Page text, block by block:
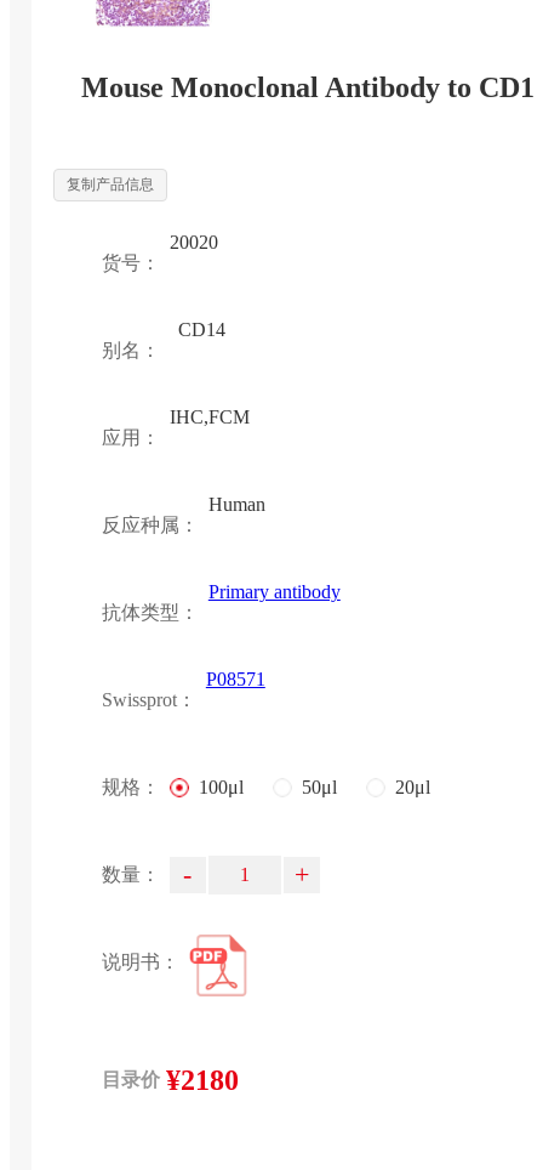
Mouse Monoclonal Antibody to
复制产品信息
货号：
20020
别名：
CD14
应用：
IHC,FCM
反应种属：
Human
抗体类型：
Primary antibody
Swissprot：
P08571
规格： 100μl 50μl 20μl
数量： - +
说明书：
目录价 ¥2180